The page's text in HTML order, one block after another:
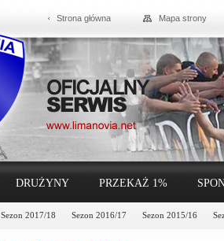
Strona główna Mapa strony
DRUŻYNY PRZEKAŻ 1%
Sezon 2017/18 Sezon 2016/17 Sezon 2015/16